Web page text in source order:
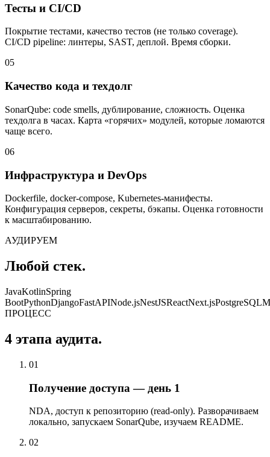
Тесты и CI/CD
Покрытие тестами, качество тестов (не только coverage).
CI/CD pipeline: линтеры, SAST, деплой. Время сборки.
05
Качество кода и техдолг
SonarQube: code smells, дублирование, сложность. Оценка
техдолга в часах. Карта «горячих» модулей, которые ломаются
чаще всего.
06
Инфраструктура и DevOps
Dockerfile, docker-compose, Kubernetes-манифесты.
Конфигурация серверов, секреты, бэкапы. Оценка готовности
к масштабированию.
АУДИРУЕМ
Любой стек.
JavaKotlinSpring
BootPythonDjangoFastAPINode.jsNestJSReactNext.jsPostgreSQL
ПРОЦЕСС
4 этапа аудита.
01
Получение доступа — день 1
NDA, доступ к репозиторию (read-only). Разворачиваем
локально, запускаем SonarQube, изучаем README.
02